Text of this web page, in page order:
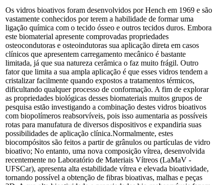
Os vidros bioativos foram desenvolvidos por Hench em 1969 e são
vastamente conhecidos por terem a habilidade de formar uma
ligação química com o tecido ósseo e outros tecidos duros. Embora
este biomaterial apresente comprovadas propriedades
osteocondutoras e osteoindutoras sua aplicação direta em casos
clínicos que apresentem carregamento mecânico é bastante
limitada, já que sua natureza cerâmica o faz muito frágil. Outro
fator que limita a sua ampla aplicação é que esses vidros tendem a
cristalizar facilmente quando expostos a tratamentos térmicos,
dificultando qualquer processo de conformação. A fim de explorar
as propriedades biológicas desses biomateriais muitos grupos de
pesquisa estão investigando a combinação destes vidros bioativos
com biopolímeros reabsorvíveis, pois isso aumentaria as possíveis
rotas para manufatura de diversos dispositivos e expandiria suas
possibilidades de aplicação clínica.Normalmente, estes
biocompósitos são feitos a partir de grânulos ou partículas de vidro
bioativo; No entanto, uma nova composição vítrea, desenvolvida
recentemente no Laboratório de Materiais Vítreos (LaMaV -
UFSCar), apresenta alta estabilidade vítrea e elevada bioatividade,
tornando possível a obtenção de fibras bioativas, malhas e peças